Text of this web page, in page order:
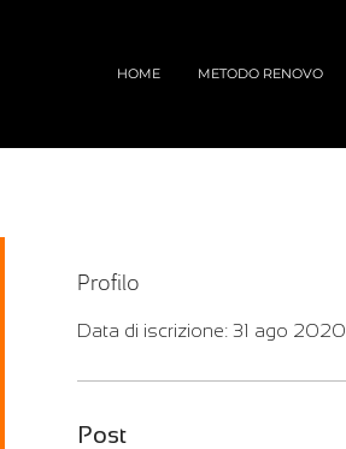
HOME METODO RENOVO
Profilo
Data di iscrizione: 31 ago 2020
Post